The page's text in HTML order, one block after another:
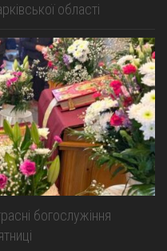
області
богослужіння